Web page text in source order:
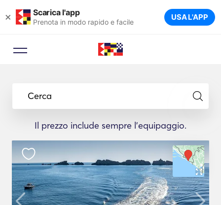
× Scarica l'app
Prenota in modo rapido e facile USA L'APP
Cerca
Il prezzo include sempre l'equipaggio.